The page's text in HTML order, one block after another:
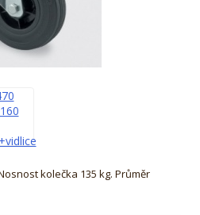
kolečka 135 kg. Průměr